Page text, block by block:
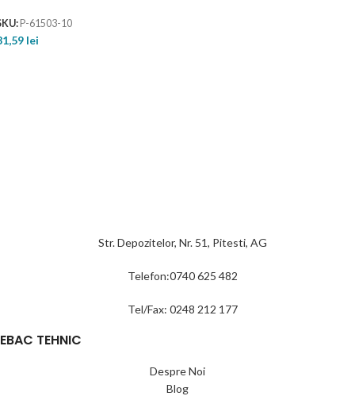
P-61503-10
lei
Str. Depozitelor, Nr. 51, Pitesti, AG
Telefon:0740 625 482
Tel/Fax: 0248 212 177
EBAC TEHNIC
Despre Noi
Blog